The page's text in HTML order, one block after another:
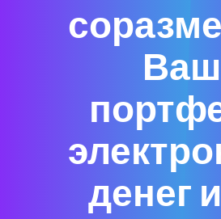
Ваш
денег